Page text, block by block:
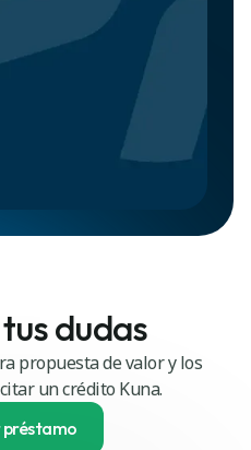
dudas
propuesta de valor y los
un crédito Kuna.